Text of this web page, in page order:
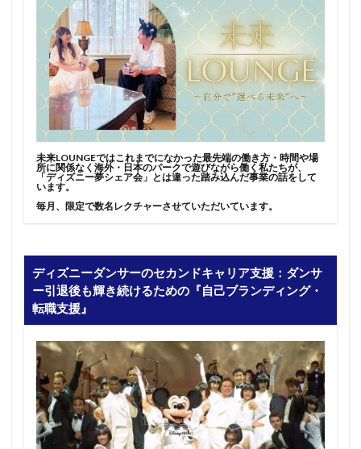
未来LOUNGEではこれまでになかった最先端の働き方・時間や場
所に関係なく海外・日本のパークで遊びながら働く私たちが、
「ディズニー夢シェア会」とは違った踏み込んだ事業の話をして
います。
毎月、限定で数名レクチャーさせていただいています。
ディズニーダンサーのセカンドキャリア支援：ダンサ
ー引退後も輝き続けるための『自己ブランディング・
転職支援』